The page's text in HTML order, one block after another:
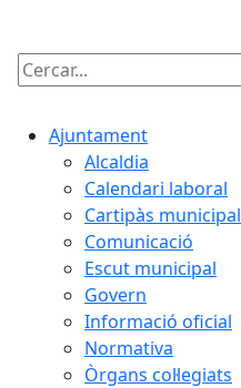
Cercar:
Ajuntament
Alcaldia
Calendari laboral
Cartipàs municipal
Comunicació
Escut municipal
Govern
Informació oficial
Normativa
Òrgans col·legiats